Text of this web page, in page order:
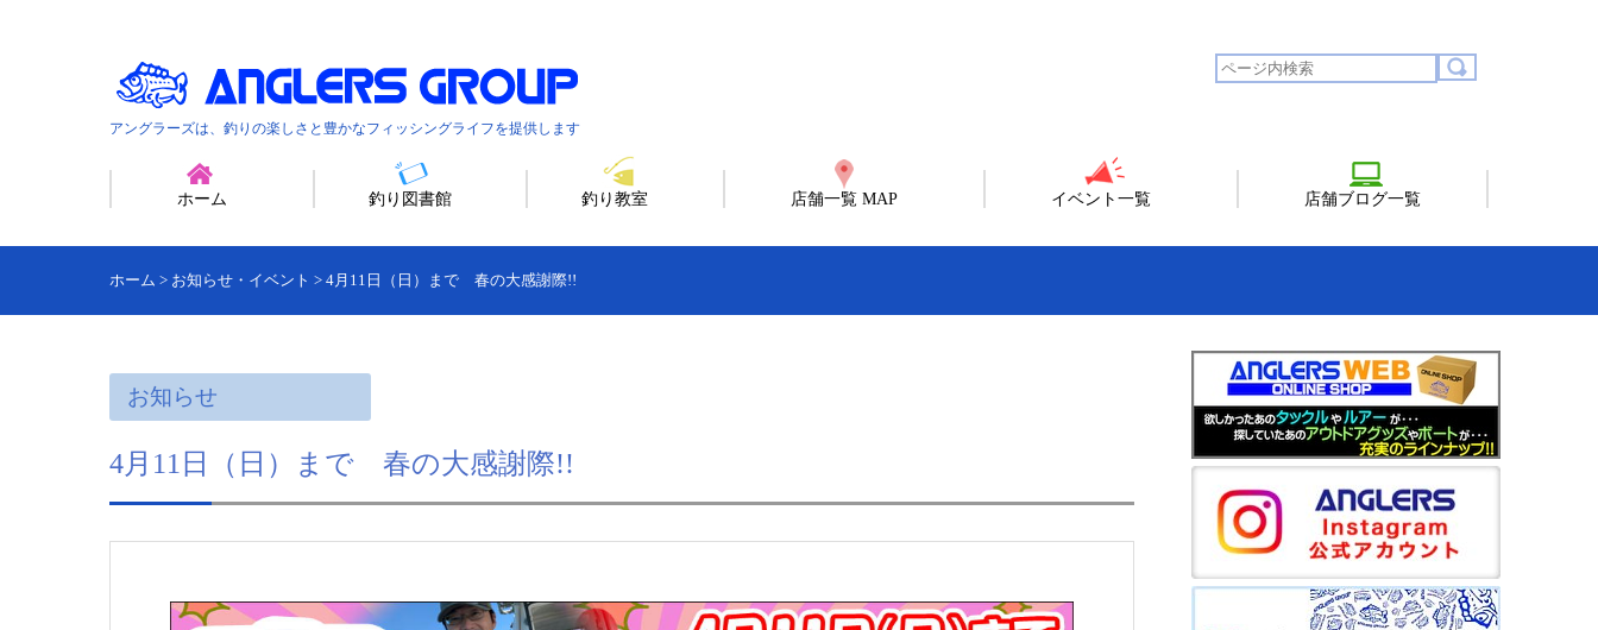
アングラーズは、釣りの楽しさと豊かなフィッシングライフを提供します
ホーム 釣り図書館 釣り教室 店舗一覧 MAP イベント一覧 店舗ブログ一覧
ホーム > お知らせ・イベント > 4月11日（日）まで 春の大感謝際!!
お知らせ
4月11日（日）まで 春の大感謝際!!